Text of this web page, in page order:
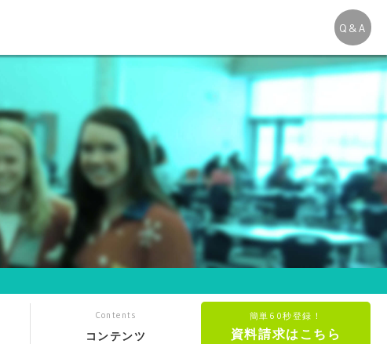
Q&A
Contents
コンテンツ
簡単60秒登録！
資料請求はこちら